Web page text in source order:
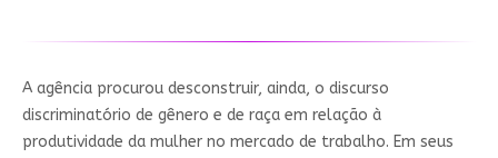
A agência procurou desconstruir, ainda, o discurso
discriminatório de gênero e de raça em relação à
produtividade da mulher no mercado de trabalho. Em seus